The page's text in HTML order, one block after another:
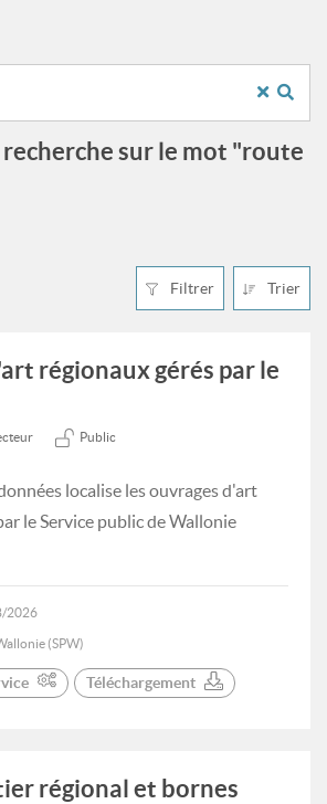
sur le mot "route
Filtrer Trier
régionaux gérés par le
Public
localise les ouvrages d'art
le Service public de Wallonie
2026
(SPW)
Téléchargement
régional et bornes